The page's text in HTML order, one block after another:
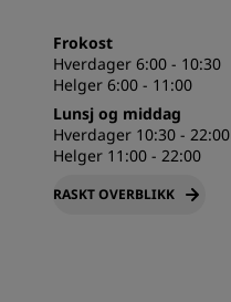
Frokost
Hverdager 6:00 - 10:30
Helger 6:00 - 11:00
Lunsj og middag
Hverdager 10:30 - 22:00
Helger 11:00 - 22:00
RASKT OVERBLIKK